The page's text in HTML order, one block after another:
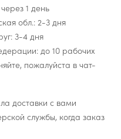
1 день
обл.: 2-3 дня
3-4 дня
до 10 рабочих
пожалуйста в чат-
доставки с вами
службы, когда заказ